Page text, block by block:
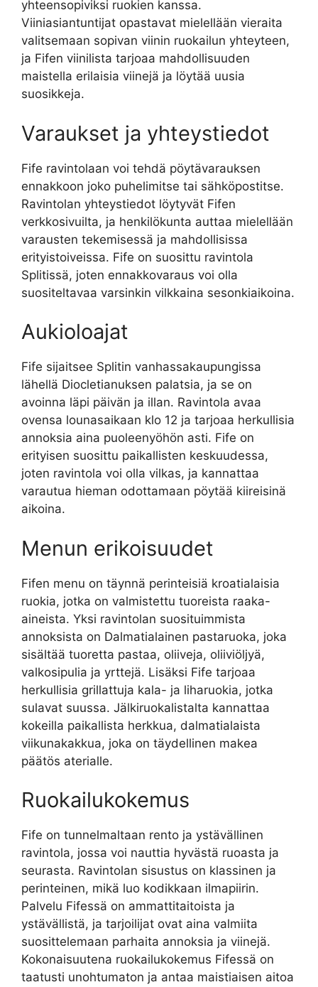
yhteensopiviksi ruokien kanssa.
Viiniasiantuntijat opastavat mielellään vieraita
valitsemaan sopivan viinin ruokailun yhteyteen,
ja Fifen viinilista tarjoaa mahdollisuuden
maistella erilaisia viinejä ja löytää uusia
suosikkeja.
Varaukset ja yhteystiedot
Fife ravintolaan voi tehdä pöytävarauksen
ennakkoon joko puhelimitse tai sähköpostitse.
Ravintolan yhteystiedot löytyvät Fifen
verkkosivuilta, ja henkilökunta auttaa mielellään
varausten tekemisessä ja mahdollisissa
erityistoiveissa. Fife on suosittu ravintola
Splitissä, joten ennakkovaraus voi olla
suositeltavaa varsinkin vilkkaina sesonkiaikoina.
Aukioloajat
Fife sijaitsee Splitin vanhassakaupungissa
lähellä Diocletianuksen palatsia, ja se on
avoinna läpi päivän ja illan. Ravintola avaa
ovensa lounasaikaan klo 12 ja tarjoaa herkullisia
annoksia aina puoleenyöhön asti. Fife on
erityisen suosittu paikallisten keskuudessa,
joten ravintola voi olla vilkas, ja kannattaa
varautua hieman odottamaan pöytää kiireisinä
aikoina.
Menun erikoisuudet
Fifen menu on täynnä perinteisiä kroatialaisia
ruokia, jotka on valmistettu tuoreista raaka-
aineista. Yksi ravintolan suosituimmista
annoksista on Dalmatialainen pastaruoka, joka
sisältää tuoretta pastaa, oliiveja, oliiviöljyä,
valkosipulia ja yrttejä. Lisäksi Fife tarjoaa
herkullisia grillattuja kala- ja liharuokia, jotka
sulavat suussa. Jälkiruokalistalta kannattaa
kokeilla paikallista herkkua, dalmatialaista
viikunakakkua, joka on täydellinen makea
päätös aterialle.
Ruokailukokemus
Fife on tunnelmaltaan rento ja ystävällinen
ravintola, jossa voi nauttia hyvästä ruoasta ja
seurasta. Ravintolan sisustus on klassinen ja
perinteinen, mikä luo kodikkaan ilmapiirin.
Palvelu Fifessä on ammattitaitoista ja
ystävällistä, ja tarjoilijat ovat aina valmiita
suosittelemaan parhaita annoksia ja viinejä.
Kokonaisuutena ruokailukokemus Fifessä on
taatusti unohtumaton ja antaa maistiaisen aitoa